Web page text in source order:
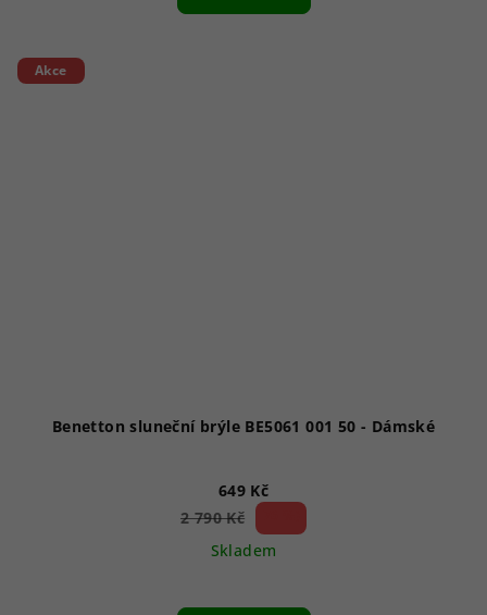
Akce
Benetton sluneční brýle BE5061 001 50 - Dámské
649 Kč
2 790 Kč
Skladem